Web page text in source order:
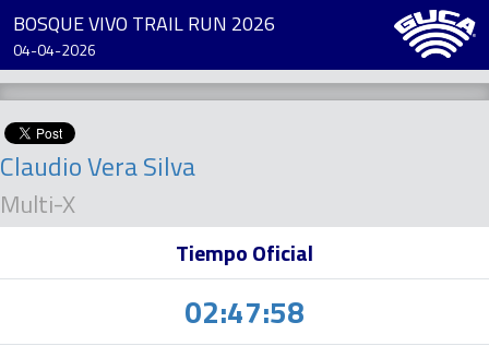
BOSQUE VIVO TRAIL RUN 2026
04-04-2026
Claudio Vera Silva
Multi-X
Tiempo Oficial
02:47:58